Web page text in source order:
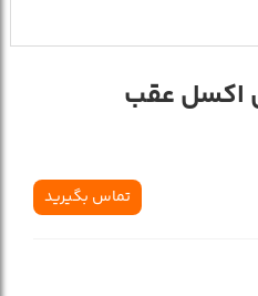
اکسل عقب
تماس بگیرید